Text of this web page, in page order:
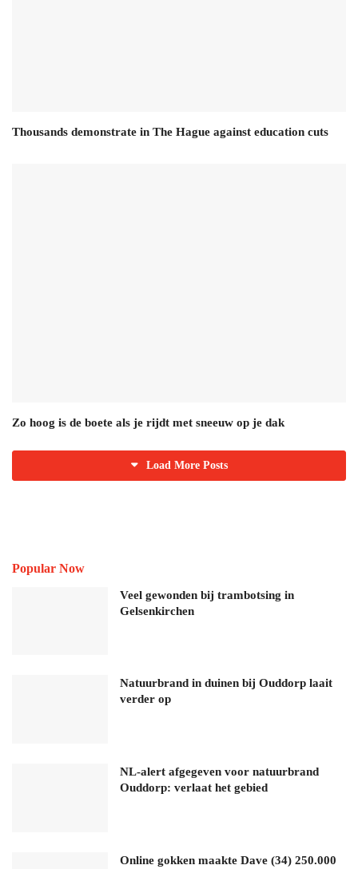
Thousands demonstrate in The Hague against education cuts
Zo hoog is de boete als je rijdt met sneeuw op je dak
Load More Posts
Popular Now
Veel gewonden bij trambotsing in
Gelsenkirchen
Natuurbrand in duinen bij Ouddorp laait
verder op
NL-alert afgegeven voor natuurbrand
Ouddorp: verlaat het gebied
Online gokken maakte Dave (34) 250.000